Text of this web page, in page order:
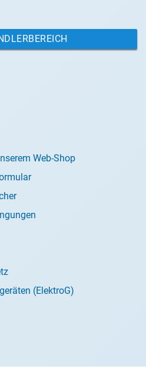
Web-Shop
(ElektroG)